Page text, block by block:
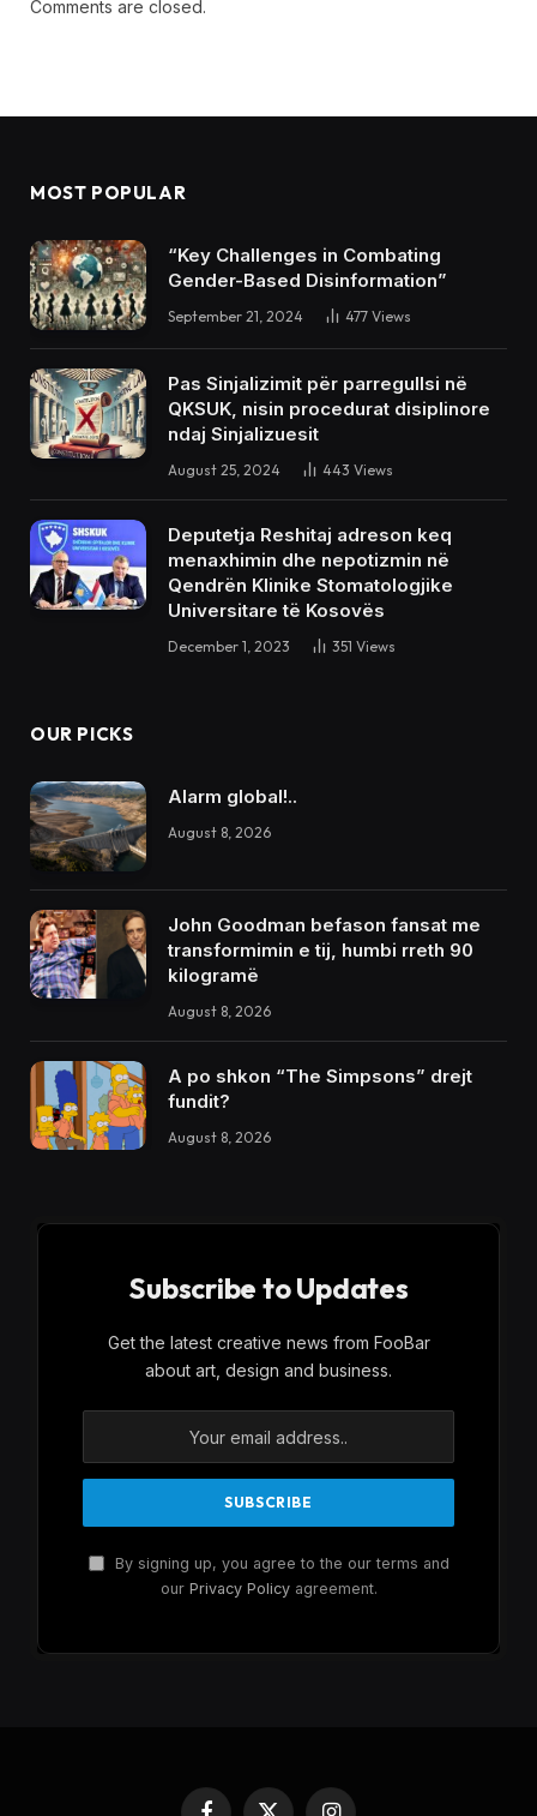
Comments are closed.
MOST POPULAR
“Key Challenges in Combating
Gender-Based Disinformation”
September 21, 2024 477 Views
Pas Sinjalizimit për parregullsi në
QKSUK, nisin procedurat disiplinore
ndaj Sinjalizuesit
August 25, 2024 443 Views
Deputetja Reshitaj adreson keq
menaxhimin dhe nepotizmin në
Qendrën Klinike Stomatologjike
Universitare të Kosovës
December 1, 2023 351 Views
OUR PICKS
Alarm global!..
August 8, 2026
John Goodman befason fansat me
transformimin e tij, humbi rreth 90
kilogramë
August 8, 2026
A po shkon “The Simpsons” drejt
fundit?
August 8, 2026
Subscribe to Updates
Get the latest creative news from FooBar
about art, design and business.
By signing up, you agree to the our terms and
our Privacy Policyagreement.